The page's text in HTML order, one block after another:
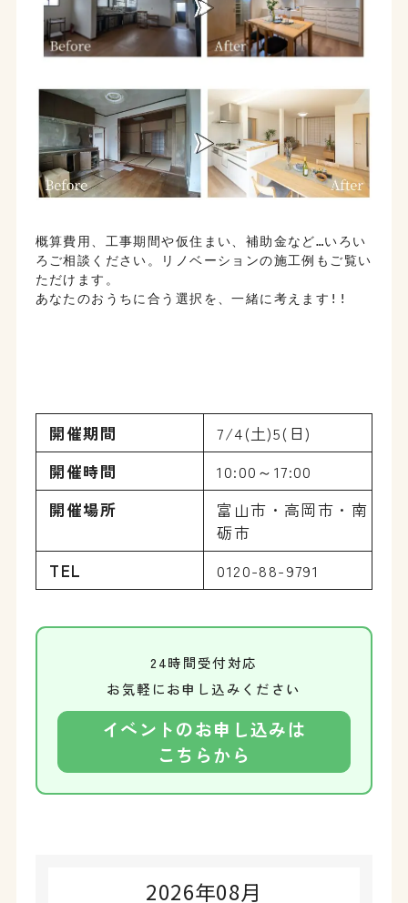
概算費用、工事期間や仮住まい、補助金など…いろい
ろご相談ください。リノベーションの施工例もご覧い
ただけます。
あなたのおうちに合う選択を、一緒に考えます!!
開催期間
7/4(土)5(日)
開催時間
10:00～17:00
開催場所
富山市・高岡市・南
砺市
TEL
0120-88-9791
24時間受付対応
お気軽にお申し込みください
イベントのお申し込みは
こちらから
2026年08月